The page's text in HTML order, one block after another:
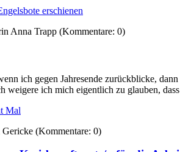
erschienen
Anna Trapp (Kommentare: 0)
ich gegen Jahresende zurückblicke,
weigere ich mich eigentlich zu glauben,
Mal
(Kommentare: 0)